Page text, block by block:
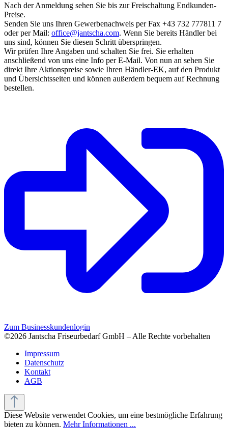
Nach der Anmeldung sehen Sie bis zur Freischaltung Endkunden-
Preise.
Senden Sie uns Ihren Gewerbenachweis per Fax +43 732 777811 7
oder per Mail: office@jantscha.com. Wenn Sie bereits Händler bei
uns sind, können Sie diesen Schritt überspringen.
Wir prüfen Ihre Angaben und schalten Sie frei. Sie erhalten
anschließend von uns eine Info per E-Mail. Von nun an sehen Sie
direkt Ihre Aktionspreise sowie Ihren Händler-EK, auf den Produkt
und Übersichtsseiten und können außerdem bequem auf Rechnung
bestellen.
Zum Businesskundenlogin
©2026 Jantscha Friseurbedarf GmbH – Alle Rechte vorbehalten
Impressum
Datenschutz
Kontakt
AGB
Diese Website verwendet Cookies, um eine bestmögliche Erfahrung
bieten zu können. Mehr Informationen ...